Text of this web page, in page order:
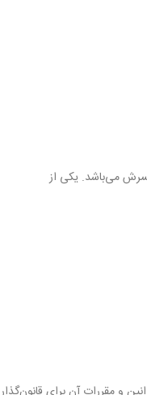
می‌باشد. یکی از